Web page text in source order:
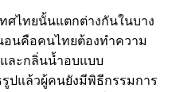
ศไทยนั้นแตกต่างกันในบาง
นคือคนไทยต้องทำความ
ละกลิ่นน้ำอบแบบ
ปแล้วผู้คนยังมีพิธีกรรมการ